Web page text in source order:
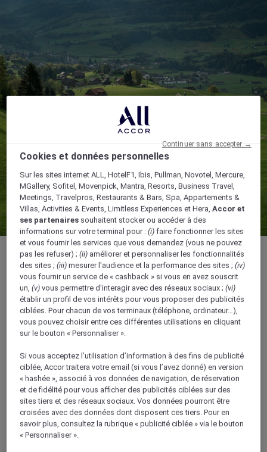
À propos de
À seulement 40 minutes de Bâle et de Zurich,
découvrez la ville éclectique d'Egerkingen avec
Mövenpick Hotels & Resorts. Ses grandes surfaces
boisées et son charme pittoresque font de cette ville
une destination particulièrement agréable, que vous
y séjourniez pour les affaires ou le plaisir. Idéalement
situé pour explorer la ville, le Mövenpick Hotel
Egerkingen offre des vues panoramiques sur le
paysage environnant. Parfait pour les haltes d'une
nuit grâce à sa position près de l'autoroute, il
Cookies et données personnelles
Sur les sites internet ALL, HotelF1, Ibis, Pullman, Novotel, Mercure,
MGallery, Sofitel, Movenpick, Mantra, Resorts, Business Travel,
Meetings, Travelpros, Restaurants & Bars, Spa, Appartements &
Villas, Activities & Events, Limitless Experiences et Hera,Accor et
ses partenaires souhaitent stocker ou accéder à des
informations sur votre terminal pour :(i) faire fonctionner les sites
et vous fournir les services que vous demandez (vous ne pouvez
pas les refuser) ;(ii) améliorer et personnaliser les fonctionnalités
des sites ;(iii) mesurer l'audience et la performance des sites ;(iv)
vous fournir un service de « cashback » si vous en avez souscrit
un,(v) vous permettre d'interagir avec des réseaux sociaux ;(vi)
établir un profil de vos intérêts pour vous proposer des publicités
ciblées. Pour chacun de vos terminaux (téléphone, ordinateur…),
vous pouvez choisir entre ces différentes utilisations en cliquant
sur le bouton « Personnaliser ».
Si vous acceptez l’utilisation d’information à des fins de publicité
ciblée, Accor traitera votre email (si vous l’avez donné) en version
« hashée », associé à vos données de navigation, de réservation
et de fidélité pour vous afficher des publicités ciblées sur des
sites tiers et des réseaux sociaux. Vos données pourront être
croisées avec des données dont disposent ces tiers. Pour en
savoir plus, consultez la rubrique « publicité ciblée » via le bouton
« Personnaliser ».
Continuer sans accepter →